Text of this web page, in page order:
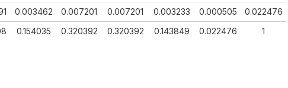
0.003462 0.007201 0.007201 0.003233 0.000505
0.022476
0.154035 0.320392 0.320392 0.143849 0.022476 1